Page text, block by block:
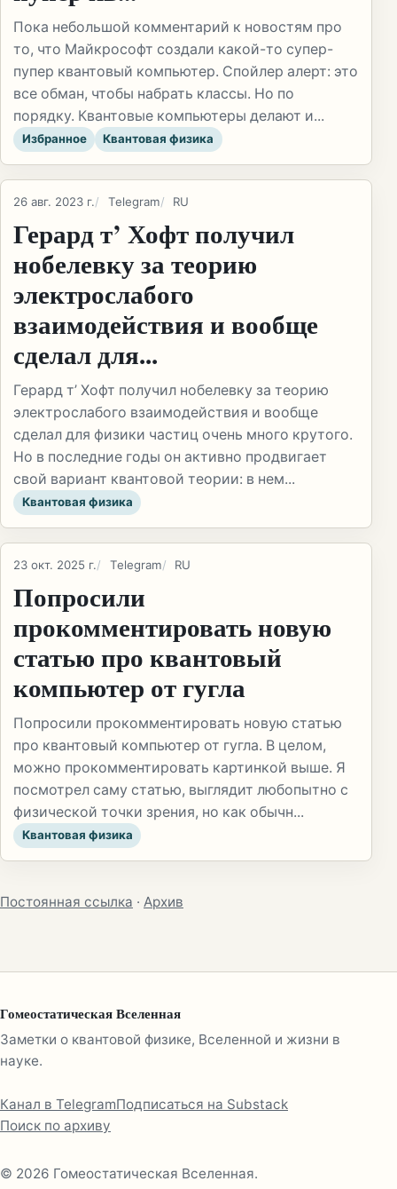
Пока небольшой комментарий к новостям про
то, что Майкрософт создали какой-то супер-
пупер квантовый компьютер. Спойлер алерт: это
все обман, чтобы набрать классы. Но по
порядку. Квантовые компьютеры делают и...
Избранное Квантовая физика
26 авг. 2023 г. Telegram RU
Герард т’ Хофт получил
нобелевку за теорию
электрослабого
взаимодействия и вообще
сделал для...
Герард т’ Хофт получил нобелевку за теорию
электрослабого взаимодействия и вообще
сделал для физики частиц очень много крутого.
Но в последние годы он активно продвигает
свой вариант квантовой теории: в нем...
Квантовая физика
23 окт. 2025 г. Telegram RU
Попросили
прокомментировать новую
статью про квантовый
компьютер от гугла
Попросили прокомментировать новую статью
про квантовый компьютер от гугла. В целом,
можно прокомментировать картинкой выше. Я
посмотрел саму статью, выглядит любопытно с
физической точки зрения, но как обычн...
Квантовая физика
Постоянная ссылка · Архив
Гомеостатическая Вселенная
Заметки о квантовой физике, Вселенной и жизни в
науке.
Канал в TelegramПодписаться на Substack
Поиск по архиву
© 2026 Гомеостатическая Вселенная.